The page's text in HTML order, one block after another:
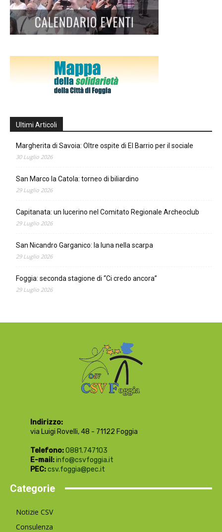
Ultimi Articoli
Margherita di Savoia: Oltre ospite di El Barrio per il sociale
30 Luglio 2026
San Marco la Catola: torneo di biliardino
29 Luglio 2026
Capitanata: un lucerino nel Comitato Regionale Archeoclub
29 Luglio 2026
San Nicandro Garganico: la luna nella scarpa
29 Luglio 2026
Foggia: seconda stagione di “Ci credo ancora”
29 Luglio 2026
Indirizzo:
via Luigi Rovelli, 48 - 71122 Foggia
Telefono:0881.747103
E-mail:info@csvfoggia.it
PEC:csv.foggia@pec.it
Categorie
Notizie CSV
Consulenza